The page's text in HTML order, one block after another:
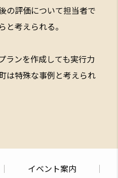
の評価について担当者で
と考えられる。
ランを作成しても実行力
は特殊な事例と考えられ
イベント案内